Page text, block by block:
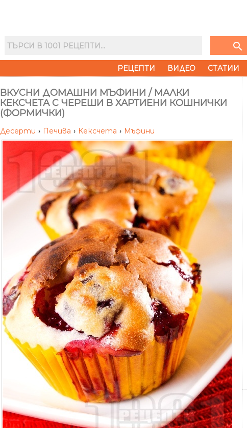
search
РЕЦЕПТИ ВИДЕО СТАТИИ
ВКУСНИ ДОМАШНИ МЪФИНИ / МАЛКИ
КЕКСЧЕТА С ЧЕРЕШИ В ХАРТИЕНИ КОШНИЧКИ
(ФОРМИЧКИ)
Десерти › Печива › Кексчета › Мъфини